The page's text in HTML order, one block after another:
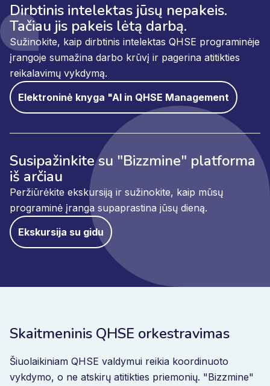
Dirbtinis intelektas jūsų nepakeis.
Tačiau jis pakeis lėtą darbą.
Sužinokite, kaip dirbtinis intelektas QHSE programinėje
įrangoje sumažina darbo krūvį ir pagerina atitikties
reikalavimų vykdymą.
Elektroninė knyga "AI in QHSE Management
Susipažinkite su "Bizzmine" platforma
iš arčiau
Peržiūrėkite ekskursiją ir sužinokite, kaip mūsų
programinė įranga supaprastina jūsų dieną.
Ekskursija su gidu
Skaitmeninis QHSE orkestravimas
Šiuolaikiniam QHSE valdymui reikia koordinuoto
vykdymo, o ne atskirų atitikties priemonių. "Bizzmine"